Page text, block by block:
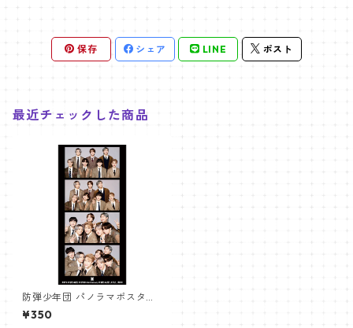
保存 シェア LINE ポスト
最近チェックした商品
防弾少年団 パノラマポスター
(BTS Poster) 700*330mm
【BTS-28】
¥350